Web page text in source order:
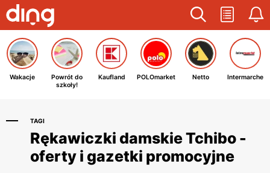
Wakacje
Powrót do
szkoły!
Kaufland POLOmarket Netto Intermarche
TAGI
Rękawiczki damskie Tchibo -
oferty i gazetki promocyjne